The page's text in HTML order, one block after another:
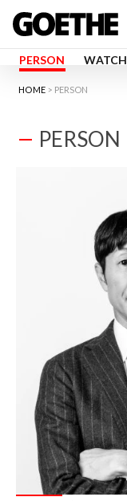
PERSON WATCH
HOME PERSON
PERSON